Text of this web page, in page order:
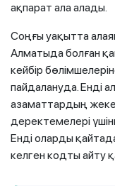
ақпарат ала алады.
Соңғы уақытта
Алматыда болған
кейбір
пайдалануда. Енді
азаматтардың
деректемелері
Енді оларды
келген кодты айту